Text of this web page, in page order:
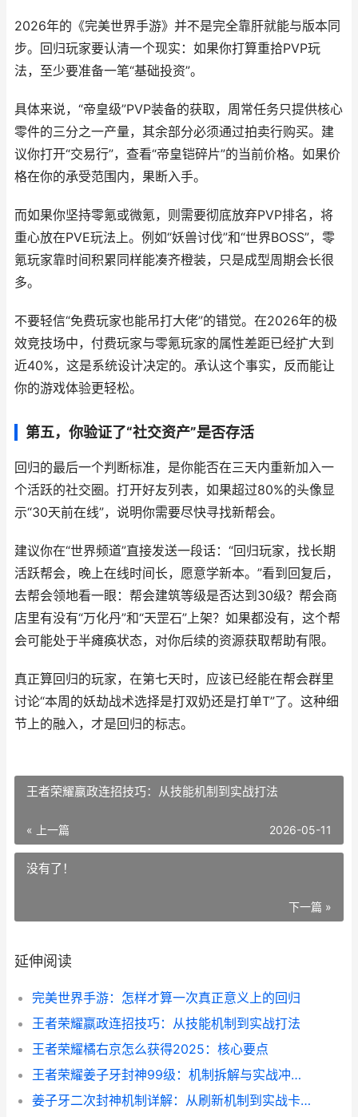
2026年的《完美世界手游》并不是完全靠肝就能与版本同
步。回归玩家要认清一个现实：如果你打算重拾PVP玩
法，至少要准备一笔“基础投资”。
具体来说，“帝皇级”PVP装备的获取，周常任务只提供核心
零件的三分之一产量，其余部分必须通过拍卖行购买。建
议你打开“交易行”，查看“帝皇铠碎片”的当前价格。如果价
格在你的承受范围内，果断入手。
而如果你坚持零氪或微氪，则需要彻底放弃PVP排名，将
重心放在PVE玩法上。例如“妖兽讨伐”和“世界BOSS”，零
氪玩家靠时间积累同样能凑齐橙装，只是成型周期会长很
多。
不要轻信“免费玩家也能吊打大佬”的错觉。在2026年的极
效竞技场中，付费玩家与零氪玩家的属性差距已经扩大到
近40%，这是系统设计决定的。承认这个事实，反而能让
你的游戏体验更轻松。
第五，你验证了“社交资产”是否存活
回归的最后一个判断标准，是你能否在三天内重新加入一
个活跃的社交圈。打开好友列表，如果超过80%的头像显
示“30天前在线”，说明你需要尽快寻找新帮会。
建议你在“世界频道”直接发送一段话：“回归玩家，找长期
活跃帮会，晚上在线时间长，愿意学新本。”看到回复后，
去帮会领地看一眼：帮会建筑等级是否达到30级？帮会商
店里有没有“万化丹”和“天罡石”上架？如果都没有，这个帮
会可能处于半瘫痪状态，对你后续的资源获取帮助有限。
真正算回归的玩家，在第七天时，应该已经能在帮会群里
讨论“本周的妖劫战术选择是打双奶还是打单T”了。这种细
节上的融入，才是回归的标志。
王者荣耀嬴政连招技巧：从技能机制到实战打法
« 上一篇 2026-05-11
没有了！
下一篇 »
延伸阅读
完美世界手游：怎样才算一次真正意义上的回归
王者荣耀嬴政连招技巧：从技能机制到实战打法
王者荣耀橘右京怎么获得2025：核心要点
王者荣耀姜子牙封神99级：机制拆解与实战冲级路径
姜子牙二次封神机制详解：从刷新机制到实战卡点